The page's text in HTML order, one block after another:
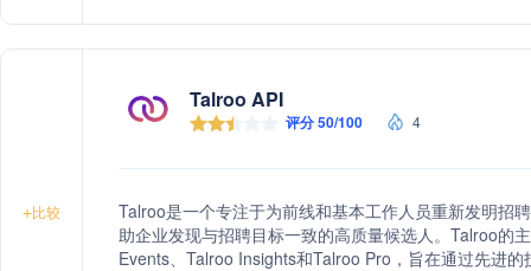
+比较
Talroo API
评分 50/100 4
Talroo是一个专注于为前线和基本工作人员重新发明招
助企业发现与招聘目标一致的高质量候选人。Talroo的
Events、Talroo Insights和Talroo Pro，旨在通过先进